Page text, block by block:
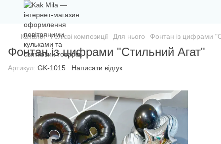
Каталог Гелієві композиції Для нього Фонтан із цифрами
Фонтан із цифрами "Стильний Агат"
Артикул: GK-1015 Написати відгук